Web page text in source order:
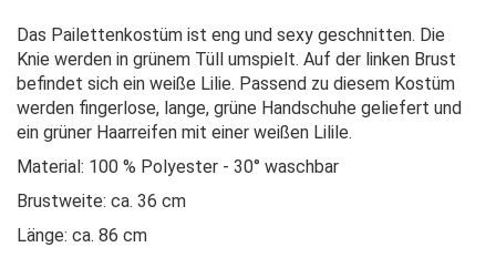
Das Pailettenkostüm ist eng und sexy geschnitten. Die
Knie werden in grünem Tüll umspielt. Auf der linken Brust
befindet sich ein weiße Lilie. Passend zu diesem Kostüm
werden fingerlose, lange, grüne Handschuhe geliefert und
ein grüner Haarreifen mit einer weißen Lilile.
Material: 100 % Polyester - 30° waschbar
Brustweite: ca. 36 cm
Länge: ca. 86 cm